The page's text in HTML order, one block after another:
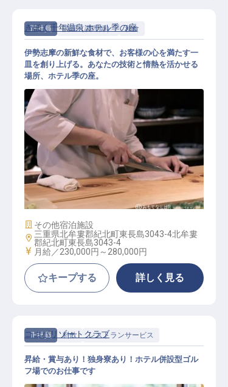
正社員 調理（調理師） 和食
調理
きほく千年温泉 ホテル季の座
伊勢志摩の新鮮な食材で、お客様の心を満たす一
皿を創り上げる。あなたの技術と情熱を活かせる
場所、ホテル季の座。
施設業態
その他宿泊施設
勤務地
三重県北牟婁郡紀北町東長島3043-4北牟婁
郡紀北町東長島3043-4
給与
月給／230,000円～ 280,000円
キープする 詳しく見る
正社員 料飲 レストランサービス
ココパリゾートクラブ
昇給・賞与あり！独身寮あり！ホテル併設型ゴル
フ場でのお仕事です